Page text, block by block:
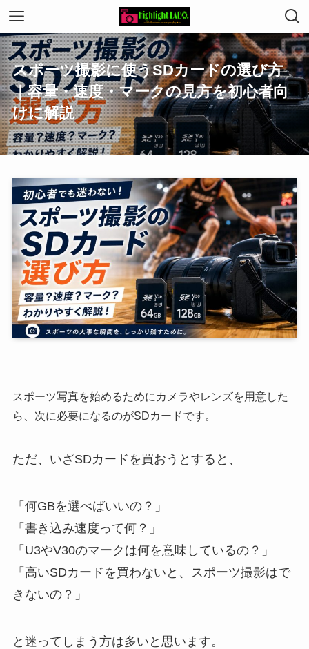
スポーツ撮影に使うSDカードの選び方
｜容量・速度・マークの見方を初心者向
けに解説
スポーツ写真を始めるためにカメラやレンズを用意した
ら、次に必要になるのがSDカードです。
ただ、いざSDカードを買おうとすると、
「何GBを選べばいいの？」
「書き込み速度って何？」
「U3やV30のマークは何を意味しているの？」
「高いSDカードを買わないと、スポーツ撮影はで
きないの？」
と迷ってしまう方は多いと思います。